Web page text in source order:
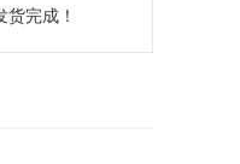
完成！